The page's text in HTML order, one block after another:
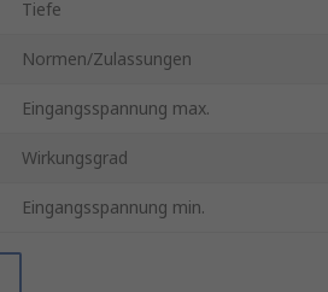
Tiefe
Normen/Zulassungen
Eingangsspannung max.
Wirkungsgrad
Eingangsspannung min.